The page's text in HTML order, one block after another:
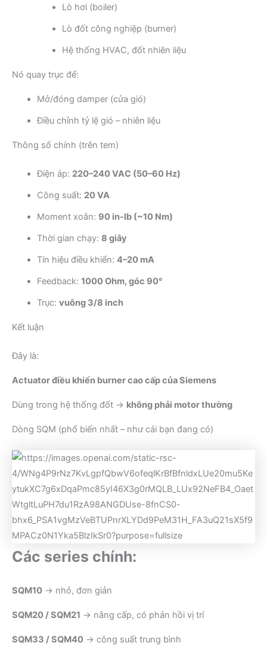
Lò hơi (boiler)
Lò đốt công nghiệp (burner)
Hệ thống HVAC, đốt nhiên liệu
Nó quay trục để:
Mở/đóng damper (cửa gió)
Điều chỉnh tỷ lệ gió – nhiên liệu
Thông số chính (trên tem)
Điện áp: 220–240 VAC (50–60 Hz)
Công suất: 20 VA
Moment xoắn: 90 in-lb (~10 Nm)
Thời gian chạy: 8 giây
Tín hiệu điều khiển: 4–20 mA
Feedback: 1000 Ohm, góc 90°
Trục: vuông 3/8 inch
Kết luận
Đây là:
Actuator điều khiển burner cao cấp của Siemens
Dùng trong hệ thống đốt → không phải motor thường
Dòng SQM (phổ biến nhất – như cái bạn đang có)
Các series chính:
SQM10 → nhỏ, đơn giản
SQM20 / SQM21 → nâng cấp, có phản hồi vị trí
SQM33 / SQM40 → công suất trung bình